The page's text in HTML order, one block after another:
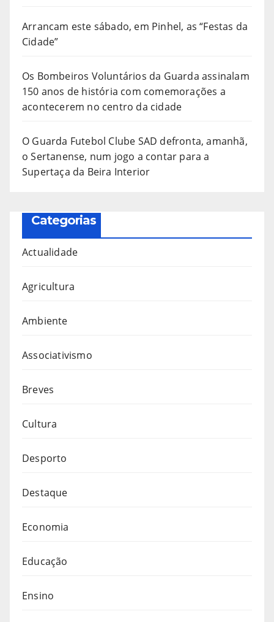
Arrancam este sábado, em Pinhel, as “Festas da
Cidade”
Os Bombeiros Voluntários da Guarda assinalam
150 anos de história com comemorações a
acontecerem no centro da cidade
O Guarda Futebol Clube SAD defronta, amanhã,
o Sertanense, num jogo a contar para a
Supertaça da Beira Interior
Categorias
Actualidade
Agricultura
Ambiente
Associativismo
Breves
Cultura
Desporto
Destaque
Economia
Educação
Ensino